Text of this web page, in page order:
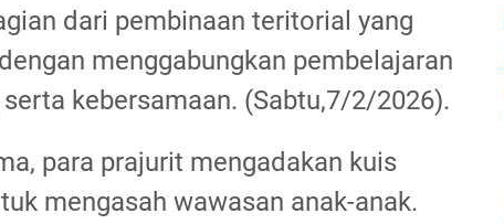
dari pembinaan teritorial yang
menggabungkan pembelajaran
kebersamaan. (Sabtu,7/2/2026).
para prajurit mengadakan kuis
mengasah wawasan anak-anak.